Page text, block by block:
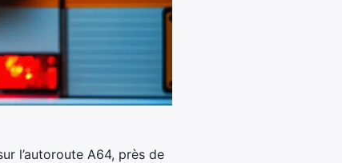
l’autoroute A64, près de